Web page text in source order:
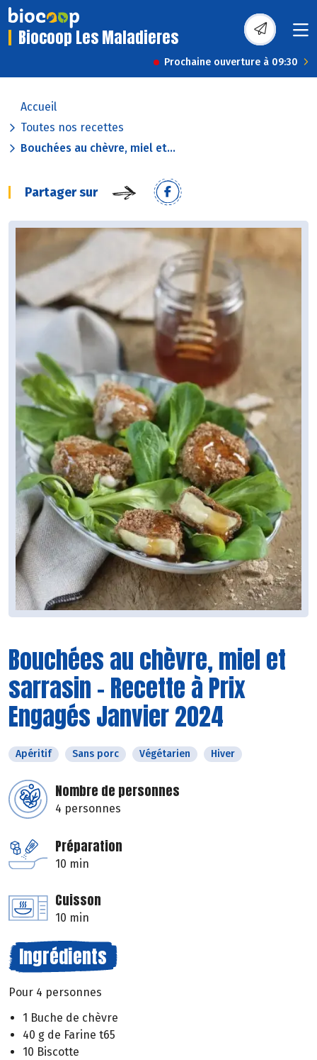
Biocoop Les Maladieres
Prochaine ouverture à 09:30
Accueil
Toutes nos recettes
Bouchées au chèvre, miel et...
Partager sur
Bouchées au chèvre, miel et
sarrasin - Recette à Prix
Engagés Janvier 2024
Apéritif Sans porc Végétarien Hiver
Nombre de personnes
4 personnes
Préparation
10 min
Cuisson
10 min
Ingrédients
Pour 4 personnes
1 Buche de chèvre
40 g de Farine t65
10 Biscotte